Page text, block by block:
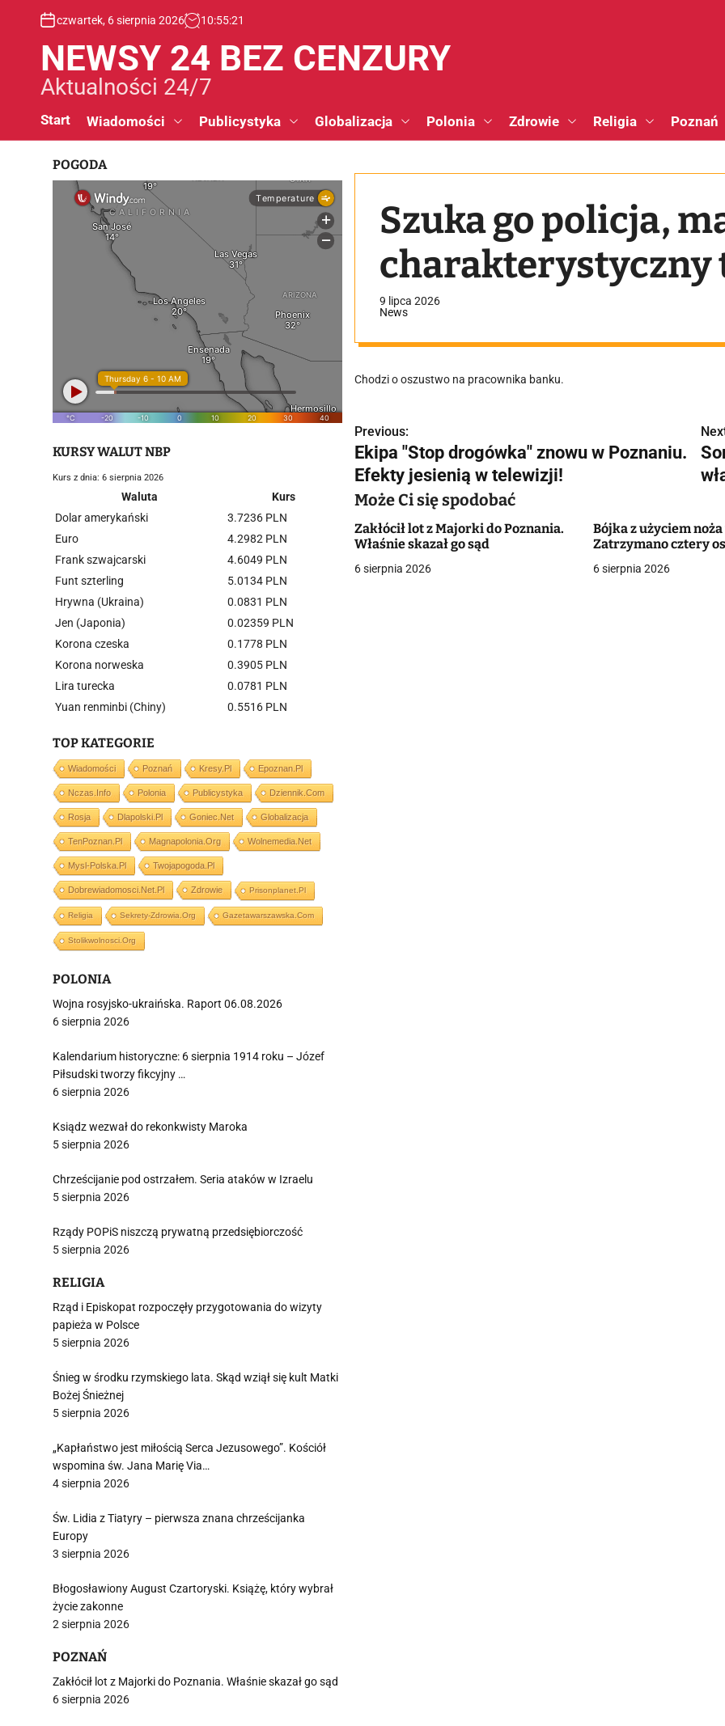
czwartek, 6 sierpnia 2026 10:55:21
NEWSY 24 BEZ CENZURY
Aktualności 24/7
Start Wiadomości Publicystyka Globalizacja Polonia Zdrowie Religia Poznań
Szuka go policja,
charakterystyczny
9 lipca 2026
News
Chodzi o oszustwo na pracownika banku.
N
a
w
i
g
Previous:
Ekipa "Stop drogówka" znowu w Poznaniu.
Efekty jesienią w telewizji!
Może Ci się spodobać
Zakłócił lot z Majorki do Poznania.
Właśnie skazał go sąd
6 sierpnia 2026
Bójka z użyciem
Zatrzymano cztery
6 sierpnia 2026
POGODA
KURSY WALUT NBP
Kurs z dnia: 6 sierpnia 2026
Waluta
Kurs
Dolar amerykański
3.7236 PLN
Euro
4.2982 PLN
Frank szwajcarski
4.6049 PLN
Funt szterling
5.0134 PLN
Hrywna (Ukraina)
0.0831 PLN
Jen (Japonia)
0.02359 PLN
Korona czeska
0.1778 PLN
Korona norweska
0.3905 PLN
Lira turecka
0.0781 PLN
Yuan renminbi (Chiny)
0.5516 PLN
TOP KATEGORIE
Wiadomości Poznań Kresy.pl Epoznan.pl
Nczas.info Polonia Publicystyka Dziennik.com
Rosja Dlapolski.pl Goniec.net Globalizacja
TenPoznan.pl Magnapolonia.org Wolnemedia.net
Mysl-Polska.pl Twojapogoda.pl
Dobrewiadomosci.net.pl Zdrowie Prisonplanet.pl
Religia Sekrety-Zdrowia.org Gazetawarszawska.com
Stolikwolnosci.org
POLONIA
Wojna rosyjsko-ukraińska. Raport 06.08.2026
6 sierpnia 2026
Kalendarium historyczne: 6 sierpnia 1914 roku – Józef
Piłsudski tworzy fikcyjny …
6 sierpnia 2026
Ksiądz wezwał do rekonkwisty Maroka
5 sierpnia 2026
Chrześcijanie pod ostrzałem. Seria ataków w Izraelu
5 sierpnia 2026
Rządy POPiS niszczą prywatną przedsiębiorczość
5 sierpnia 2026
RELIGIA
Rząd i Episkopat rozpoczęły przygotowania do wizyty
papieża w Polsce
5 sierpnia 2026
Śnieg w środku rzymskiego lata. Skąd wziął się kult Matki
Bożej Śnieżnej
5 sierpnia 2026
„Kapłaństwo jest miłością Serca Jezusowego”. Kościół
wspomina św. Jana Marię Via…
4 sierpnia 2026
Św. Lidia z Tiatyry – pierwsza znana chrześcijanka
Europy
3 sierpnia 2026
Błogosławiony August Czartoryski. Książę, który wybrał
życie zakonne
2 sierpnia 2026
POZNAŃ
Zakłócił lot z Majorki do Poznania. Właśnie skazał go sąd
6 sierpnia 2026